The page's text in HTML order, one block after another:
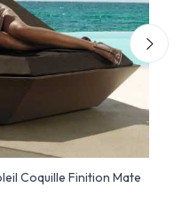
Coquille Finition Mate